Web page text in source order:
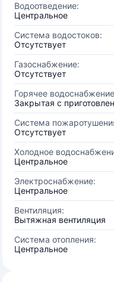
Водоотведение:
Центральное
Система водостоков:
Отсутствует
Газоснабжение:
Отсутствует
Горячее
Закрытая с
Система
Отсутствует
Холодное
Центральное
Электроснабжение:
Центральное
Вентиляция:
Вытяжная вентиляция
Система отопления:
Центральное